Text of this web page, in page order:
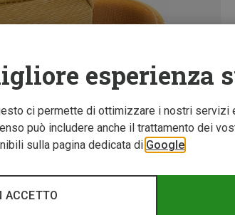
esperienza
ci permette di ottimizzare i nostri servizi
può includere anche il trattamento dei
sulla pagina dedicata di Google
ACCETTO